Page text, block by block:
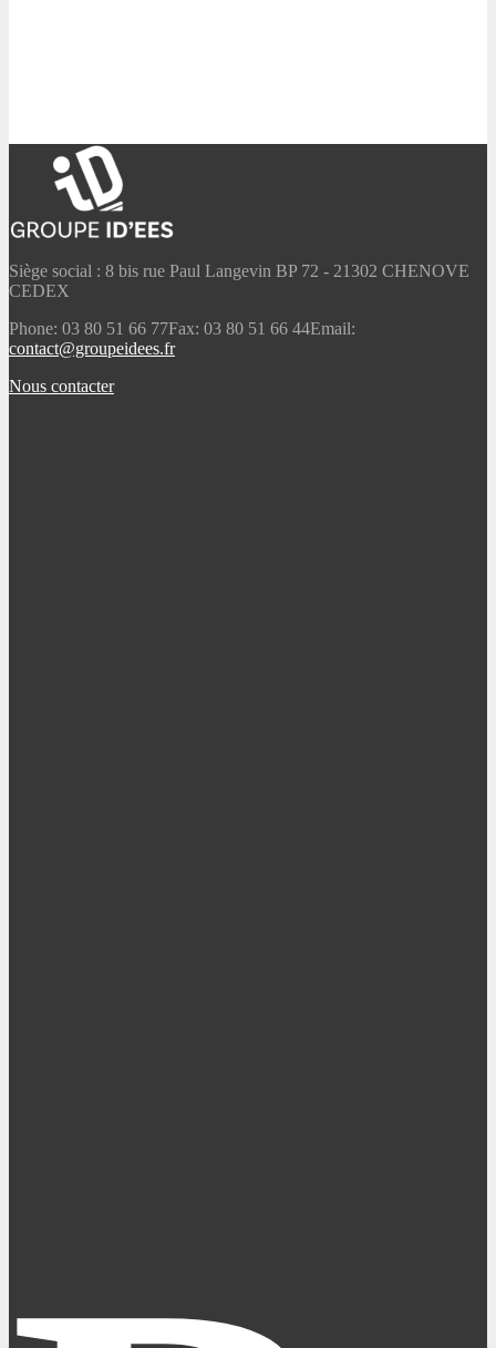
Siège social : 8 bis rue Paul Langevin BP 72 - 21302 CHENOVE
CEDEX
Phone: 03 80 51 66 77Fax: 03 80 51 66 44Email:
contact@groupeidees.fr
Nous contacter